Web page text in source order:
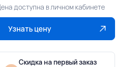
доступна в личном кабинете
Узнать цену
Скидка на первый заказ